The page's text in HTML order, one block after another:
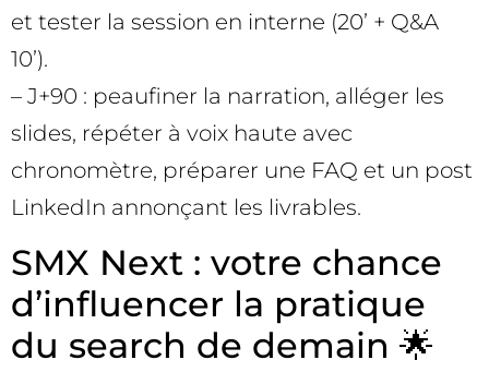
et tester la session en interne (20’ + Q&A
10’).
– J+90 : peaufiner la narration, alléger les
slides, répéter à voix haute avec
chronomètre, préparer une FAQ et un post
LinkedIn annonçant les livrables.
SMX Next : votre chance
d’influencer la pratique
du search de demain 🌟